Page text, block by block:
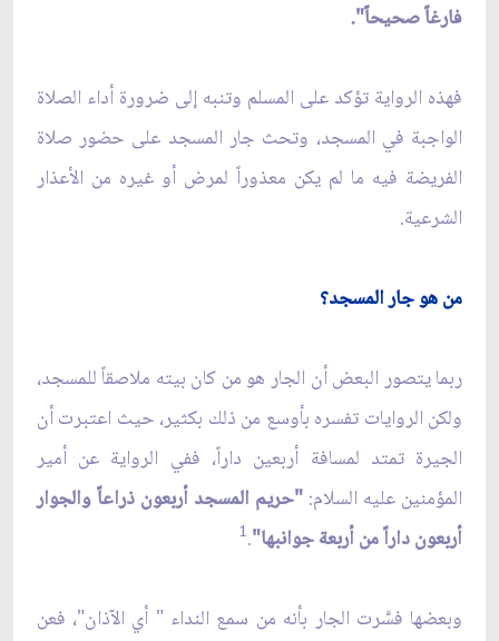
فارغاً صحيحاً".
فهذه الرواية تؤكد على المسلم وتنبه إلى ضرورة أداء الصلاة
الواجبة في المسجد، وتحث جار المسجد على حضور صلاة
الفريضة فيه ما لم يكن معذوراً لمرض أو غيره من الأعذار
الشرعية.
من هو جار المسجد؟
ربما يتصور البعض أن الجار هو من كان بيته ملاصقاً للمسجد،
ولكن الروايات تفسره بأوسع من ذلك بكثير، حيث اعتبرت أن
الجيرة تمتد لمسافة أربعين داراً، ففي الرواية عن أمير
المؤمنين عليه السلام: "حريم المسجد أربعون ذراعاً والجوار
أربعون داراً من أربعة جوانبها".
1
وبعضها فسَّرت الجار بأنه من سمع النداء " أي الآذان"، فعن